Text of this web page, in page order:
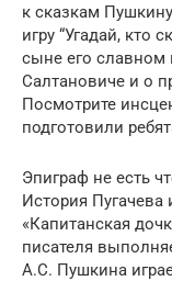
к сказкам
игру “Угадай, кто
сыне его славном
Салтановиче и о
Посмотрите
подготовили
Эпиграф не есть
История Пугачева
«Капитанская
писателя
А.С. Пушкина